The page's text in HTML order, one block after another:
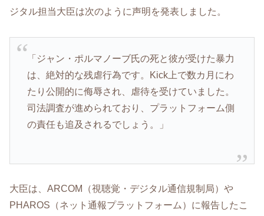
ジタル担当大臣は次のように声明を発表しました。
「ジャン・ポルマノーブ氏の死と彼が受けた暴力
は、絶対的な残虐行為です。Kick上で数カ月にわ
たり公開的に侮辱され、虐待を受けていました。
司法調査が進められており、プラットフォーム側
の責任も追及されるでしょう。」
大臣は、ARCOM（視聴覚・デジタル通信規制局）や
PHAROS（ネット通報プラットフォーム）に報告したこ